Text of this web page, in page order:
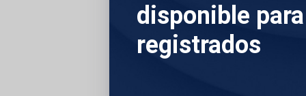
disponible
registrados
trabajo que marcó
al mejor álbum de
movimiento que,
han publicado en